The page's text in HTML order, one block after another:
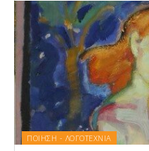
ΠΟΙΗΣΗ - ΛΟΓΟΤΕΧΝΙΑ